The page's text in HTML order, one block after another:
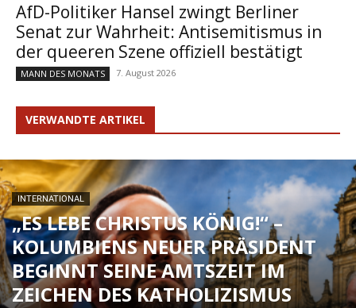
AfD-Politiker Hansel zwingt Berliner
Senat zur Wahrheit: Antisemitismus in
der queeren Szene offiziell bestätigt
MANN DES MONATS 7. August 2026
VERWANDTE ARTIKEL
INTERNATIONAL
„ES LEBE CHRISTUS KÖNIG!“ –
KOLUMBIENS NEUER PRÄSIDENT
BEGINNT SEINE AMTSZEIT IM
ZEICHEN DES KATHOLIZISMUS